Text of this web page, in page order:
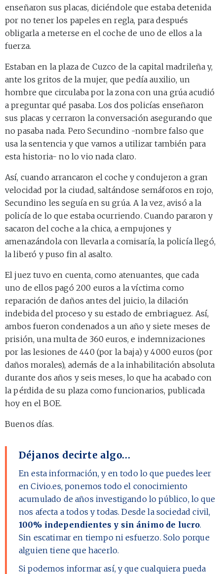
enseñaron sus placas, diciéndole que estaba detenida
por no tener los papeles en regla, para después
obligarla a meterse en el coche de uno de ellos a la
fuerza.
Estaban en la plaza de Cuzco de la capital madrileña y,
ante los gritos de la mujer, que pedía auxilio, un
hombre que circulaba por la zona con una grúa acudió
a preguntar qué pasaba. Los dos policías enseñaron
sus placas y cerraron la conversación asegurando que
no pasaba nada. Pero Secundino -nombre falso que
usa la sentencia y que vamos a utilizar también para
esta historia- no lo vio nada claro.
Así, cuando arrancaron el coche y condujeron a gran
velocidad por la ciudad, saltándose semáforos en rojo,
Secundino les seguía en su grúa. A la vez, avisó a la
policía de lo que estaba ocurriendo. Cuando pararon y
sacaron del coche a la chica, a empujones y
amenazándola con llevarla a comisaría, la policía llegó,
la liberó y puso fin al asalto.
El juez tuvo en cuenta, como atenuantes, que cada
uno de ellos pagó 200 euros a la víctima como
reparación de daños antes del juicio, la dilación
indebida del proceso y su estado de embriaguez. Así,
ambos fueron condenados a un año y siete meses de
prisión, una multa de 360 euros, e indemnizaciones
por las lesiones de 440 (por la baja) y 4000 euros (por
daños morales), además de a la inhabilitación absoluta
durante dos años y seis meses, lo que ha acabado con
la pérdida de su plaza como funcionarios, publicada
hoy en el BOE.
Buenos días.
Déjanos decirte algo…
En esta información, y en todo lo que puedes leer
en Civio.es, ponemos todo el conocimiento
acumulado de años investigando lo público, lo que
nos afecta a todos y todas. Desde la sociedad civil,
100% independientes y sin ánimo de lucro.
Sin escatimar en tiempo ni esfuerzo. Solo porque
alguien tiene que hacerlo.
Si podemos informar así, y que cualquiera pueda